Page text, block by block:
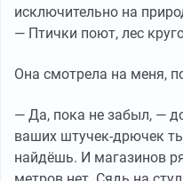
исключительно на
— Птички поют, лес
Она смотрела на меня,
— Да, пока не забыл, —
ваших штучек-дрючек
найдёшь. И магазинов